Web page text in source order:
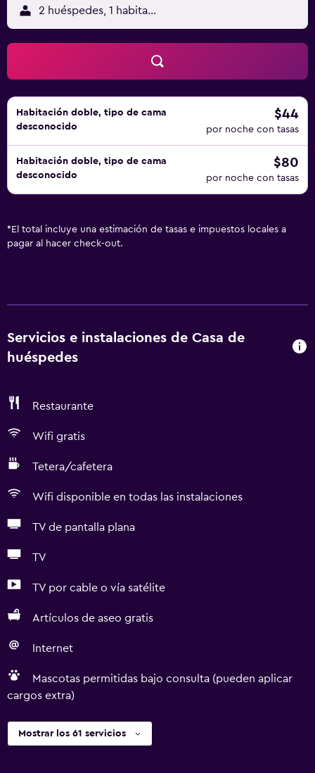
2 huéspedes, 1 habitación
Habitación doble, tipo de cama
desconocido
$44
por noche con tasas
Habitación doble, tipo de cama
desconocido
$80
por noche con tasas
* El total incluye una estimación de tasas e impuestos locales a
pagar al hacer check-out.
Servicios e instalaciones de Casa de
huéspedes
Restaurante
Wifi gratis
Tetera/cafetera
Wifi disponible en todas las instalaciones
TV de pantalla plana
TV
TV por cable o vía satélite
Artículos de aseo gratis
Internet
Mascotas permitidas bajo consulta (pueden aplicar
cargos extra)
Mostrar los 61 servicios